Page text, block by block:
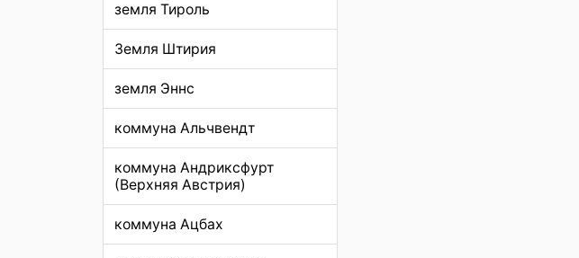
земля Тироль
Земля Штирия
земля Эннс
коммуна Альчвендт
коммуна Андриксфурт
(Верхняя Австрия)
коммуна Ацбах